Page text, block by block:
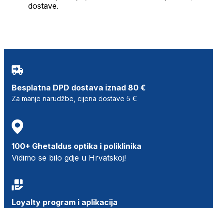
dostave.
Besplatna DPD dostava iznad 80 €
Za manje narudžbe, cijena dostave 5 €
100+ Ghetaldus optika i poliklinika
Vidimo se bilo gdje u Hrvatskoj!
Loyalty program i aplikacija